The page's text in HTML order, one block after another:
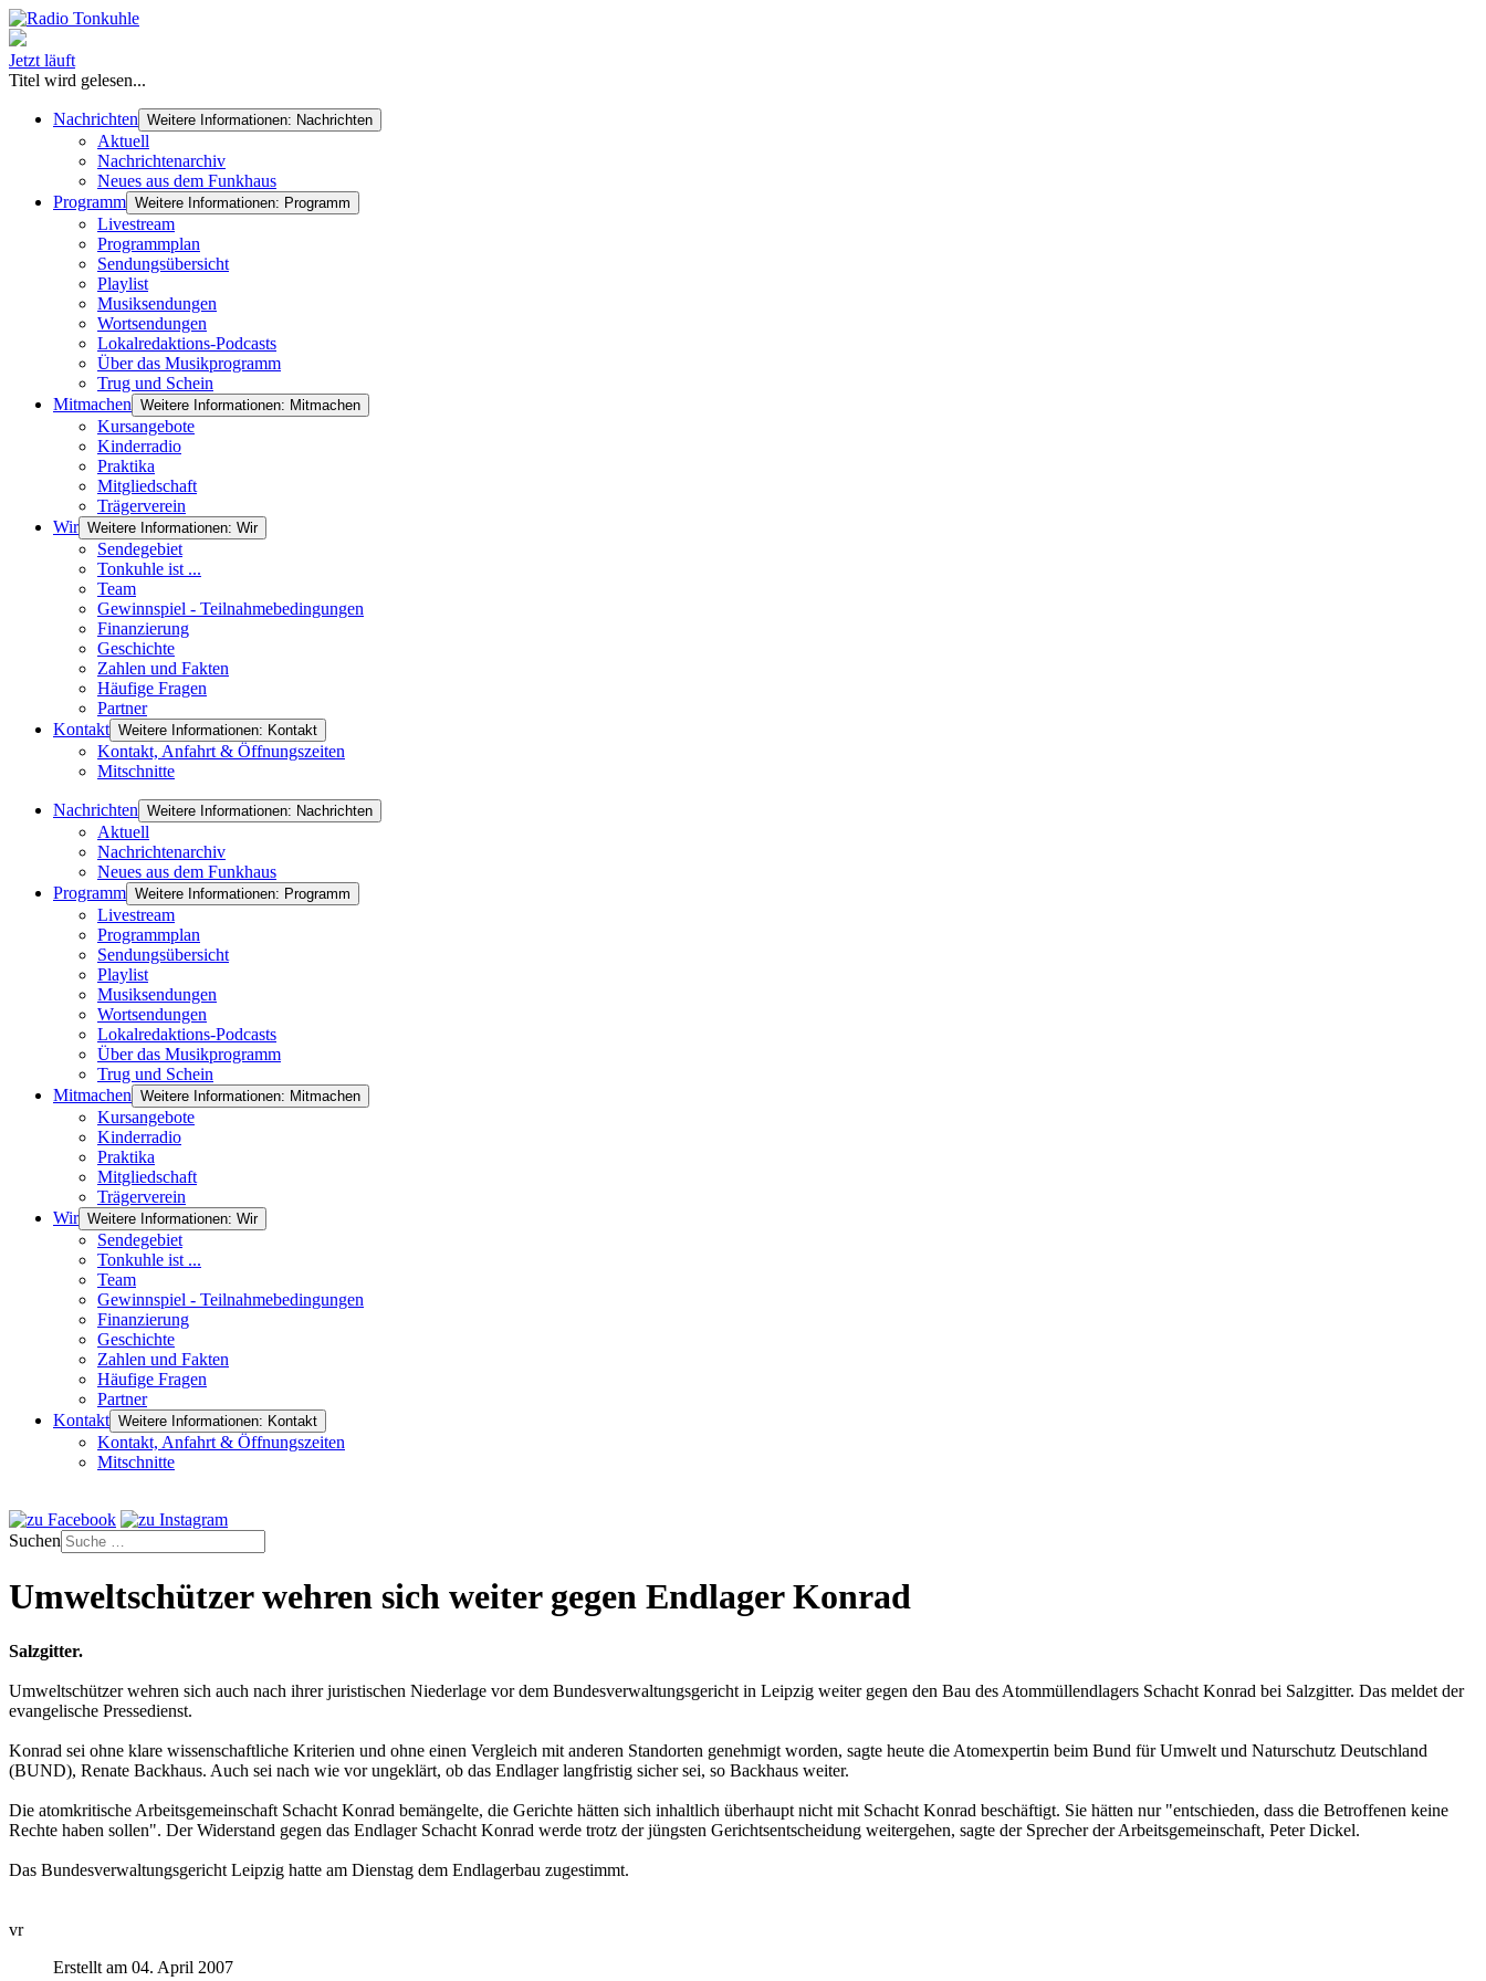
Jetzt läuft
Titel wird gelesen...
Nachrichten Weitere Informationen: Nachrichten
Aktuell
Nachrichtenarchiv
Neues aus dem Funkhaus
Programm Weitere Informationen: Programm
Livestream
Programmplan
Sendungsübersicht
Playlist
Musiksendungen
Wortsendungen
Lokalredaktions-Podcasts
Über das Musikprogramm
Trug und Schein
Mitmachen Weitere Informationen: Mitmachen
Kursangebote
Kinderradio
Praktika
Mitgliedschaft
Trägerverein
Wir Weitere Informationen: Wir
Sendegebiet
Tonkuhle ist ...
Team
Gewinnspiel - Teilnahmebedingungen
Finanzierung
Geschichte
Zahlen und Fakten
Häufige Fragen
Partner
Kontakt Weitere Informationen: Kontakt
Kontakt, Anfahrt & Öffnungszeiten
Mitschnitte
Nachrichten Weitere Informationen: Nachrichten
Aktuell
Nachrichtenarchiv
Neues aus dem Funkhaus
Programm Weitere Informationen: Programm
Livestream
Programmplan
Sendungsübersicht
Playlist
Musiksendungen
Wortsendungen
Lokalredaktions-Podcasts
Über das Musikprogramm
Trug und Schein
Mitmachen Weitere Informationen: Mitmachen
Kursangebote
Kinderradio
Praktika
Mitgliedschaft
Trägerverein
Wir Weitere Informationen: Wir
Sendegebiet
Tonkuhle ist ...
Team
Gewinnspiel - Teilnahmebedingungen
Finanzierung
Geschichte
Zahlen und Fakten
Häufige Fragen
Partner
Kontakt Weitere Informationen: Kontakt
Kontakt, Anfahrt & Öffnungszeiten
Mitschnitte
Suchen
Umweltschützer wehren sich weiter gegen Endlager Konrad
Salzgitter.
Umweltschützer wehren sich auch nach ihrer juristischen Niederlage vor dem Bundesverwaltungsgericht in Leipzig weiter gegen den Bau des Atommüllendlagers Schacht Konrad bei Salzgitter. Das meldet der
evangelische Pressedienst.
Konrad sei ohne klare wissenschaftliche Kriterien und ohne einen Vergleich mit anderen Standorten genehmigt worden, sagte heute die Atomexpertin beim Bund für Umwelt und Naturschutz Deutschland
(BUND), Renate Backhaus. Auch sei nach wie vor ungeklärt, ob das Endlager langfristig sicher sei, so Backhaus weiter.
Die atomkritische Arbeitsgemeinschaft Schacht Konrad bemängelte, die Gerichte hätten sich inhaltlich überhaupt nicht mit Schacht Konrad beschäftigt. Sie hätten nur "entschieden, dass die Betroffenen keine
Rechte haben sollen". Der Widerstand gegen das Endlager Schacht Konrad werde trotz der jüngsten Gerichtsentscheidung weitergehen, sagte der Sprecher der Arbeitsgemeinschaft, Peter Dickel.
Das Bundesverwaltungsgericht Leipzig hatte am Dienstag dem Endlagerbau zugestimmt.
vr
Erstellt am 04. April 2007